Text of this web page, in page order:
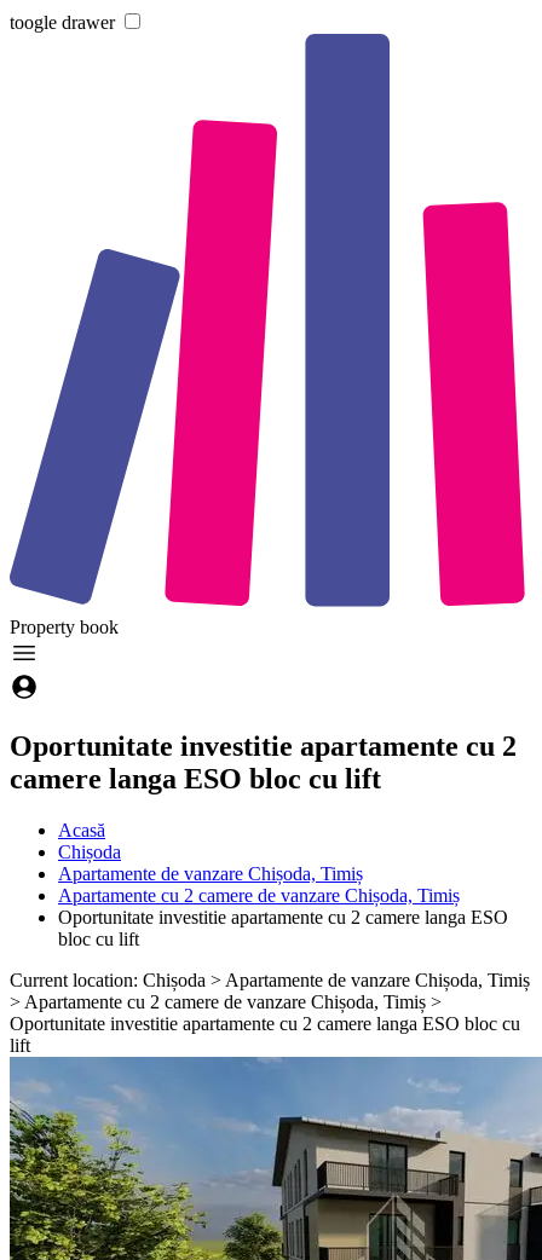
toogle drawer
Property book
Oportunitate investitie apartamente cu 2
camere langa ESO bloc cu lift
Acasă
Chișoda
Apartamente de vanzare Chișoda, Timiș
Apartamente cu 2 camere de vanzare Chișoda, Timiș
Oportunitate investitie apartamente cu 2 camere langa ESO
bloc cu lift
Current location: Chișoda > Apartamente de vanzare Chișoda, Timiș
> Apartamente cu 2 camere de vanzare Chișoda, Timiș >
Oportunitate investitie apartamente cu 2 camere langa ESO bloc cu
lift